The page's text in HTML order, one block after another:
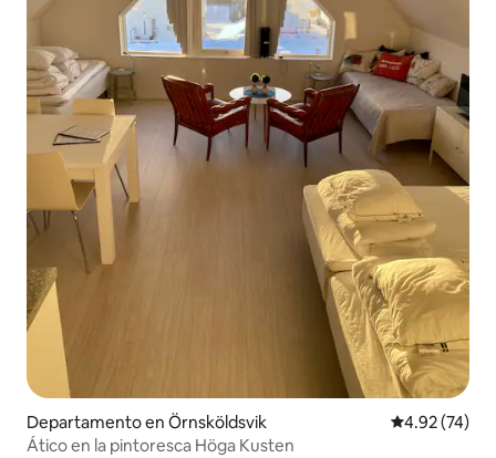
Departamento en Örnsköldsvik Calificación
4.92 (74)
Ático en la pintoresca Höga Kusten